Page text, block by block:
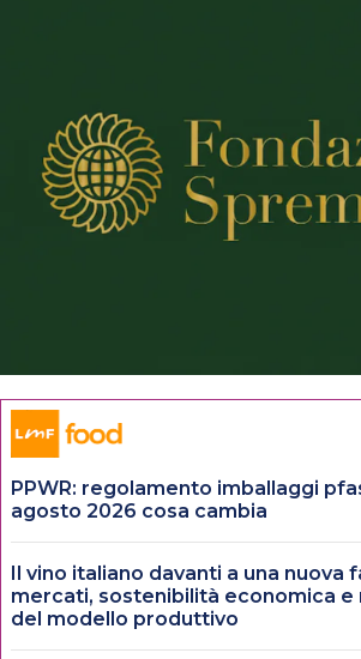
PPWR: regolamento imballaggi
agosto 2026 cosa cambia
Il vino italiano davanti a una nuova
mercati, sostenibilità economica e
del modello produttivo